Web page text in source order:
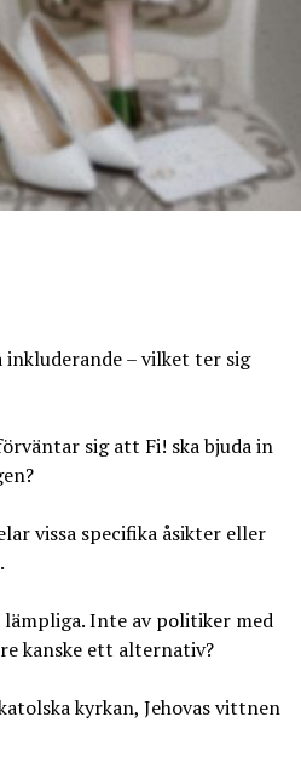
– vilket ter sig
sig att Fi! ska bjuda in
vissa specifika åsikter eller
lämpliga. Inte av politiker med
kanske ett alternativ?
kyrkan, Jehovas vittnen